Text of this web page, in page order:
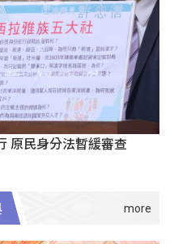
原民身分法暫緩審查